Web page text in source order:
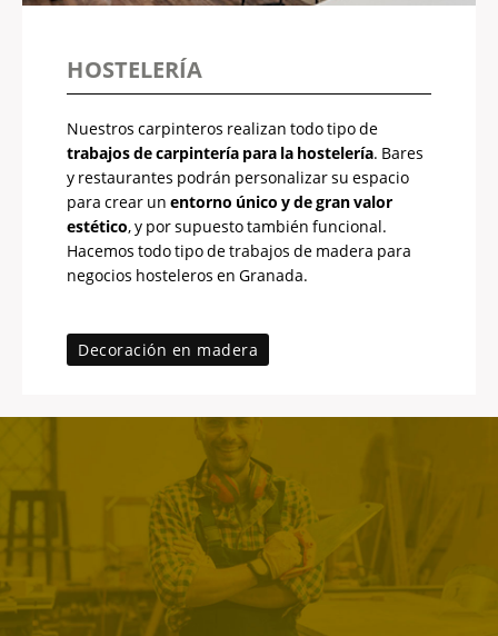
HOSTELERÍA
Nuestros carpinteros realizan todo tipo de
trabajos de carpintería para la hostelería. Bares
y restaurantes podrán personalizar su espacio
para crear unentorno único y de gran valor
estético, y por supuesto también funcional.
Hacemos todo tipo de trabajos de madera para
negocios hosteleros en Granada.
Decoración en madera